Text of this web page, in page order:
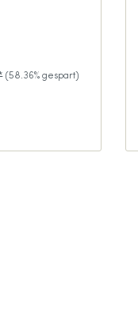
(58.36% gespart)